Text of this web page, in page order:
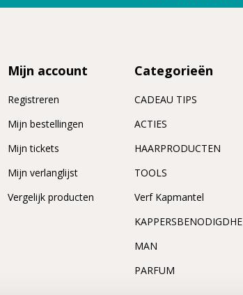
Mijn account
Registreren
Mijn bestellingen
Mijn tickets
Mijn verlanglijst
Vergelijk producten
Categorieën
CADEAU TIPS
ACTIES
HAARPRODUCTEN
TOOLS
Verf Kapmantel
MAN
PARFUM